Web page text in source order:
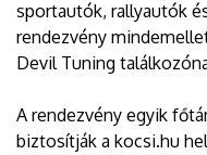
sportautók, rallyautók
rendezvény
Devil Tuning
A rendezvény egyik
biztosítják a kocsi.hu